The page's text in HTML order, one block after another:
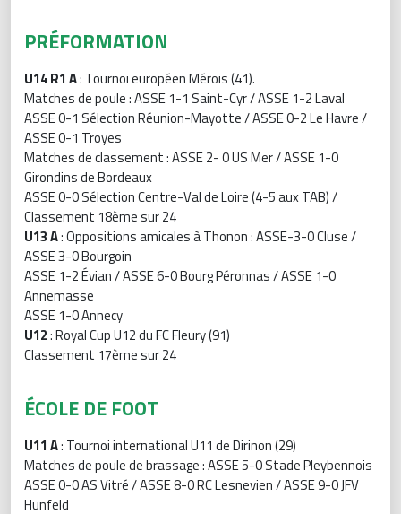
PRÉFORMATION
U14 R1 A: Tournoi européen Mérois (41).
Matches de poule : ASSE 1-1 Saint-Cyr / ASSE 1-2 Laval
ASSE 0-1 Sélection Réunion-Mayotte / ASSE 0-2 Le Havre /
ASSE 0-1 Troyes
Matches de classement : ASSE 2- 0 US Mer / ASSE 1-0
Girondins de Bordeaux
ASSE 0-0 Sélection Centre-Val de Loire (4-5 aux TAB) /
Classement 18ème sur 24
U13 A: Oppositions amicales à Thonon : ASSE-3-0 Cluse /
ASSE 3-0 Bourgoin
ASSE 1-2 Évian / ASSE 6-0 Bourg Péronnas / ASSE 1-0
Annemasse
ASSE 1-0 Annecy
U12: Royal Cup U12 du FC Fleury (91)
Classement 17ème sur 24
ÉCOLE DE FOOT
U11 A: Tournoi international U11 de Dirinon (29)
Matches de poule de brassage : ASSE 5-0 Stade Pleybennois
ASSE 0-0 AS Vitré / ASSE 8-0 RC Lesnevien / ASSE 9-0 JFV
Hunfeld